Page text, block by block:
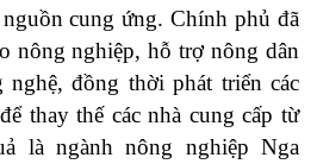
cung ứng. Chính phủ đã
nông nghiệp, hỗ trợ nông dân
nghệ, đồng thời phát triển các
thay thế các nhà cung cấp từ
là ngành nông nghiệp Nga